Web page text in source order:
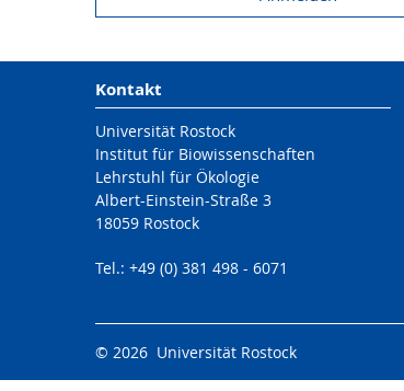
Kontakt
Universität Rostock
Institut für Biowissenschaften
Lehrstuhl für Ökologie
Albert-Einstein-Straße 3
18059 Rostock
Tel.: +49 (0) 381 498 - 6071
© 2026 Universität Rostock